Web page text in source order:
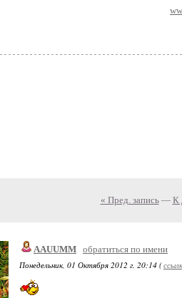
« Пред. запись— К
AAUUMM обратиться по имени
Понедельник, 01 Октября 2012 г. 20:14 (